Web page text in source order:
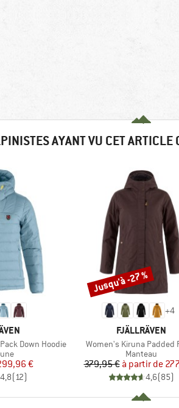
AYANT VU CET ARTICLE
Down Hoodie
group
réduit
€
4,8(12)
+4
MARQUE
FJÄLLRÄVEN
Article
Women's Kiruna Padded
Product group
Manteau
Prix
379,95 € Prix
à partir de
4,6(85)
Remise
Jusqu'à -27 %